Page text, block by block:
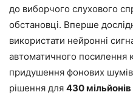
до виборчого слухового
обстановці. Вперше
використати нейронні
автоматичного посилення
придушення фонових
рішення для 430